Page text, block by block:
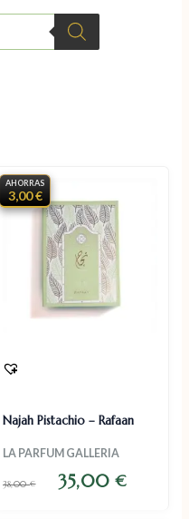
AHORRAS
3,00 €
Najah Pistachio – Rafaan
LA PARFUM GALLERIA
38,00€ 35,00€